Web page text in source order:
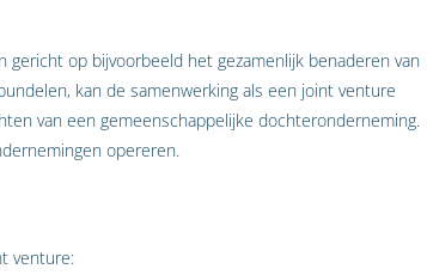
op bijvoorbeeld het gezamenlijk benaderen van
kan de samenwerking als een joint venture
van een gemeenschappelijke dochteronderneming.
opereren.
venture: